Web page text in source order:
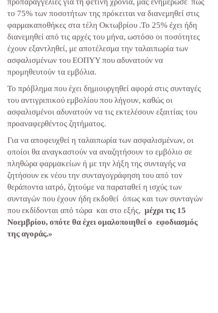
το 75% των ποσοτήτων της πρόκειται να διανεμηθεί στις
φαρμακαποθήκες στα τέλη Οκτωβρίου .Το 25% έχει ήδη
διανεμηθεί από τις αρχές του μήνα, ωστόσο οι ποσότητες
έχουν εξαντληθεί, με αποτέλεσμα την ταλαιπωρία των
ασφαλισμένων του ΕΟΠΥΥ που αδυνατούν να
προμηθευτούν τα εμβόλια.
Το πρόβλημα που έχει δημιουργηθεί αφορά στις συνταγές
του αντιγριπικού εμβολίου που λήγουν, καθώς οι
ασφαλισμένοι αδυνατούν να τις εκτελέσουν εξαιτίας του
προαναφερθέντος ζητήματος.
Για να αποφευχθεί η ταλαιπωρία των ασφαλισμένων, οι
οποίοι θα αναγκαστούν να αναζητήσουν το εμβόλιο σε
πληθώρα φαρμακείων ή με την λήξη της συνταγής να
ζητήσουν εκ νέου την συνταγογράφηση του από τον
θεράποντα ιατρό, ζητούμε να παραταθεί η ισχύς των
συνταγών που έχουν ήδη εκδοθεί όπως και των συνταγών
που εκδίδονται από τώρα και στο εξής, μέχρι τις 15
Νοεμβρίου, οπότε θα έχει ομαλοποιηθεί ο εφοδιασμός
της αγοράς.»